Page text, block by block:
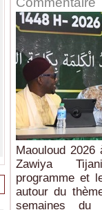
Maouloud
Zawiya
programme et
autour du
semaines du